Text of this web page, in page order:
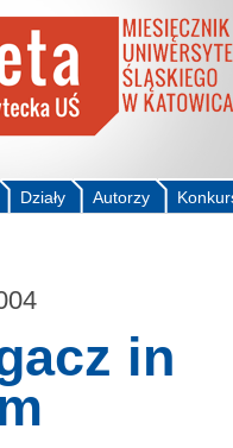
Autorzy
Działy
in